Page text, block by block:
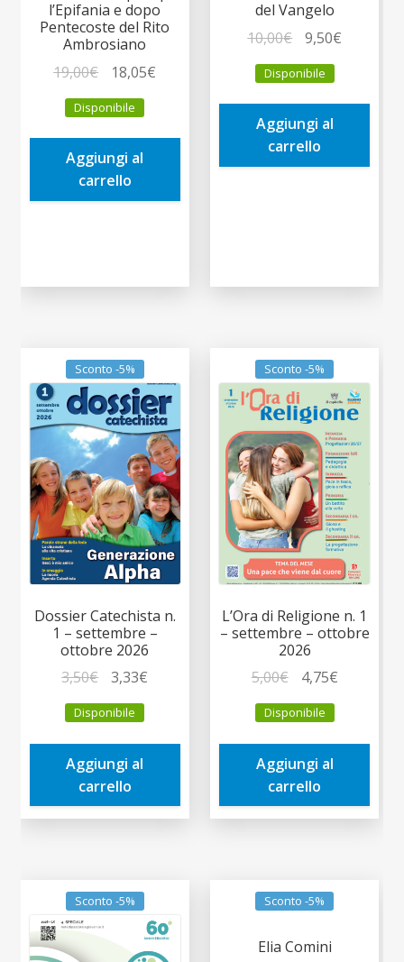
l’Epifania e dopo
Pentecoste del Rito
Ambrosiano
19,00€
prezzo
originale
era:
19,00€.
18,05€
è:
Disponibile
Aggiungi al
carrello
del Vangelo
10,00€
prezzo
originale
era:
10,00€.
9,50€
è:
Disponibile
Aggiungi al
carrello
Sconto -5%
Dossier Catechista n.
1 – settembre –
ottobre 2026
3,50€
prezzo
originale
era:
3,50€.
3,33€
è:
Disponibile
Aggiungi al
carrello
Sconto -5%
L’Ora di Religione n. 1
– settembre – ottobre
2026
5,00€
prezzo
originale
era:
5,00€.
4,75€Il
è:
Disponibile
Aggiungi al
carrello
Sconto -5% Sconto -5%
Elia Comini